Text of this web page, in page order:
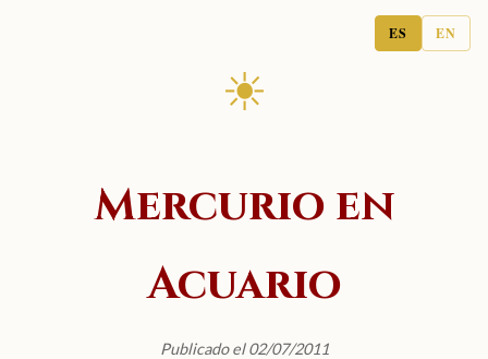
ES EN
☀
Mercurio en
Acuario
Publicado el 02/07/2011